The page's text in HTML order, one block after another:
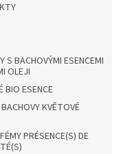
S BACHOVÝMI ESENCEMI
OLEJI
BIO ESENCE
KVĚTOVÉ
PRÉSENCE(S) DE